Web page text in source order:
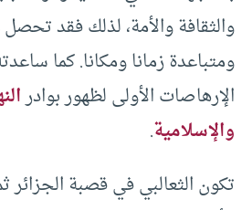
والثقافة والأمة، لذلك فقد
ومتباعدة زمانا ومكانا. كما
الإرهاصات الأولى لظهور بوادر
والإسلامية.
تكون الثعالبي في قصبة